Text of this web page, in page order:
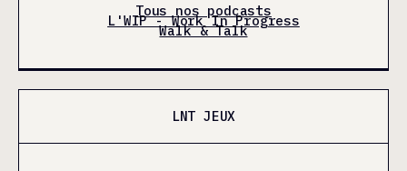
Tous nos podcasts
L'WIP - Work In Progress
Walk & Talk
LNT JEUX